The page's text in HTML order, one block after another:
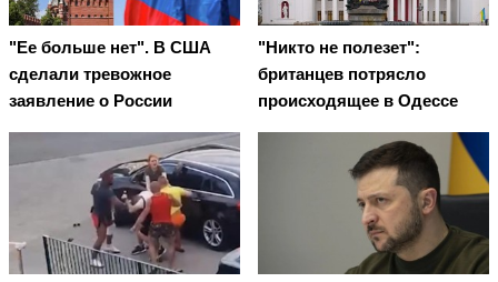
"Ее больше нет". В США
сделали тревожное
заявление о России
"Никто не полезет":
британцев потрясло
происходящее в Одессе